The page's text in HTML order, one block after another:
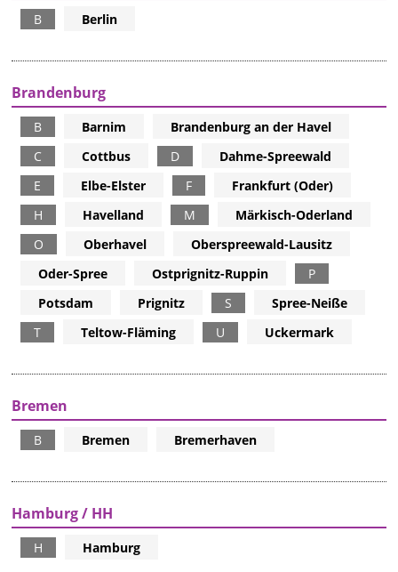
B Berlin
Brandenburg
B Barnim
Brandenburg an der Havel
C
Cottbus D
Dahme-Spreewald
E
Elbe-Elster F
Frankfurt (Oder)
H
Havelland M
Märkisch-Oderland
O
Oberhavel
Oberspreewald-Lausitz
Oder-Spree
Ostprignitz-Ruppin
P
Potsdam
Prignitz S
Spree-Neiße
T
Teltow-Fläming U Uckermark
Bremen
B Bremen Bremerhaven
Hamburg / HH
H Hamburg